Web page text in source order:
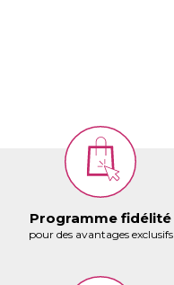
Programme fidélité
pour des avantages exclusifs